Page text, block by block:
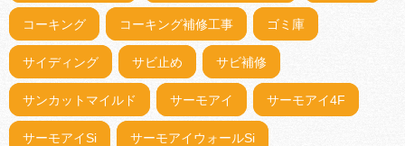
コーキング コーキング補修工事 ゴミ庫
サイディング サビ止め サビ補修
サンカットマイルド サーモアイ サーモアイ4F
サーモアイSi サーモアイウォールSi